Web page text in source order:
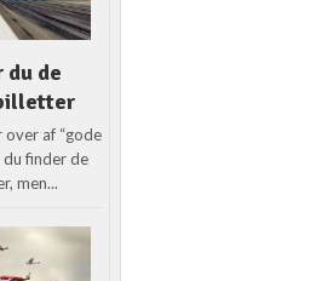
du de
af “gode
finder de
men...